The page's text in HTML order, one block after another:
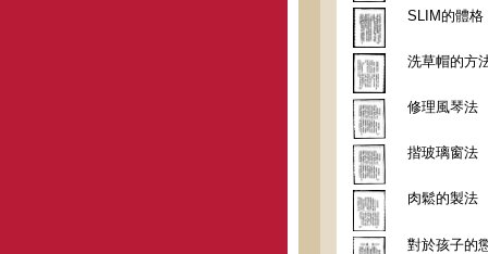
SLIM的體格
洗草帽的方
修理風琴法
揩玻璃窗法
肉鬆的製法
對於孩子的